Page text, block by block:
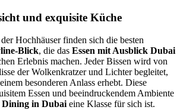
und exquisite Küche
Hochhäuser finden sich die besten
Blick, die das Essen mit Ausblick Dubai
Erlebnis machen. Jeder Bissen wird von
der Wolkenkratzer und Lichter begleitet,
besonderen Anlass erhebt. Diese
Essen und beeindruckendem Ambiente
Dining in Dubaieine Klasse für sich ist.